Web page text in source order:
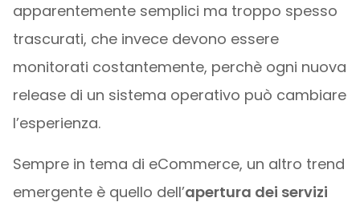
apparentemente semplici ma troppo spesso
trascurati, che invece devono essere
monitorati costantemente, perchè ogni nuova
release di un sistema operativo può cambiare
l’esperienza.
Sempre in tema di eCommerce, un altro trend
emergente è quello dell’apertura dei servizi